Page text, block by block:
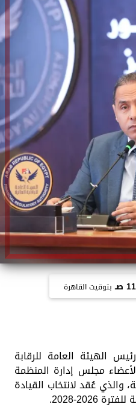
صـ بتوقيت القاهرة
الهيئة العامة للرقابة
لأعضاء مجلس إدارة المنظمة
والذي عُقد لانتخاب القيادة
2028.